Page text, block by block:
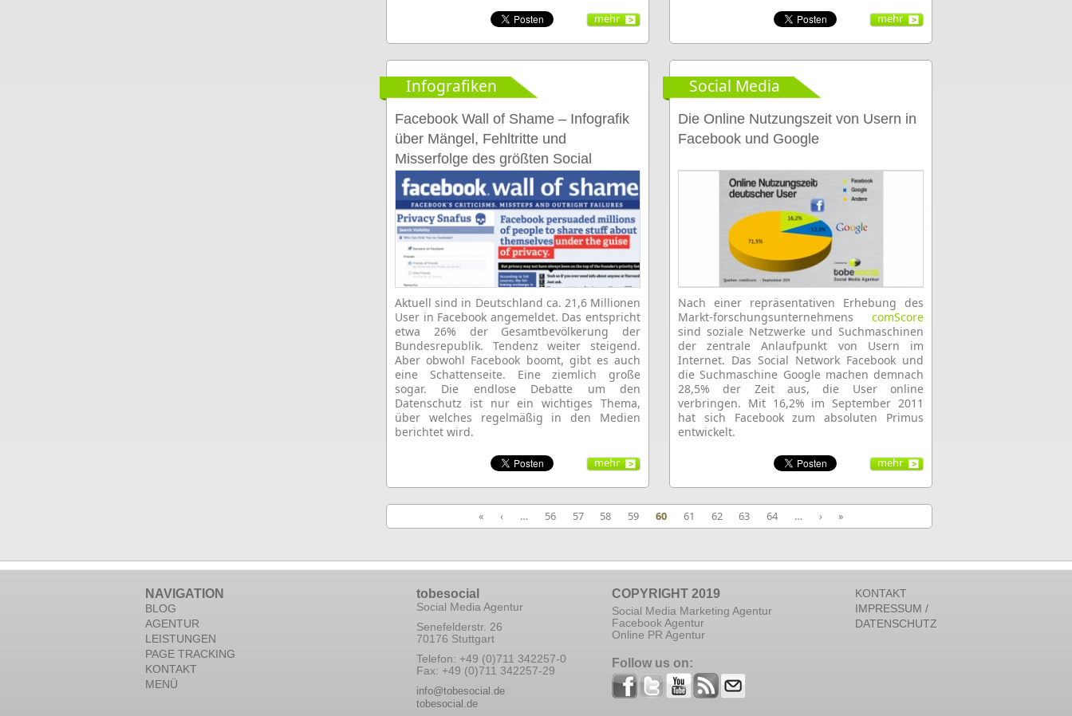
mehr mehr
Infografiken
Facebook Wall of Shame – Infografik
über Mängel, Fehltritte und
Misserfolge des größten Social
Networks
Aktuell sind in Deutschland ca. 21,6 Millionen
User in Facebook angemeldet. Das entspricht
etwa 26% der Gesamtbevölkerung der
Bundesrepublik. Tendenz weiter steigend.
Aber obwohl Facebook boomt, gibt es auch
eine Schattenseite. Eine ziemlich große
sogar. Die endlose Debatte um den
Datenschutz ist nur ein wichtiges Thema,
über welches regelmäßig in den Medien
berichtet wird.
mehr
Social Media
Die Online Nutzungszeit von Usern in
Facebook und Google
Nach einer repräsentativen Erhebung des
Markt-forschungsunternehmens comScore
sind soziale Netzwerke und Suchmaschinen
der zentrale Anlaufpunkt von Usern im
Internet. Das Social Network Facebook und
die Suchmaschine Google machen demnach
28,5% der Zeit aus, die User online
verbringen. Mit 16,2% im September 2011
hat sich Facebook zum absoluten Primus
entwickelt.
mehr
« ‹ … 56 57 58 59 60 61 62 63 64 … › »
NAVIGATION
BLOG
AGENTUR
LEISTUNGEN
PAGE TRACKING
KONTAKT
MENÜ
tobesocial
Social Media Agentur
Senefelderstr. 26
70176 Stuttgart
Telefon: +49 (0)711 342257-0
Fax: +49 (0)711 342257-29
info@tobesocial.de
tobesocial.de
COPYRIGHT 2019
Social Media Marketing Agentur
Facebook Agentur
Online PR Agentur
Follow us on:
KONTAKT
IMPRESSUM /
DATENSCHUTZ